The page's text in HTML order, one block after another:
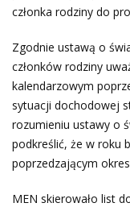
członka rodziny do
Zgodnie ustawą o
członków rodziny
kalendarzowym
sytuacji dochodowej
rozumieniu ustawy o
podkreślić, że w roku
poprzedzającym
MEN skierowało list